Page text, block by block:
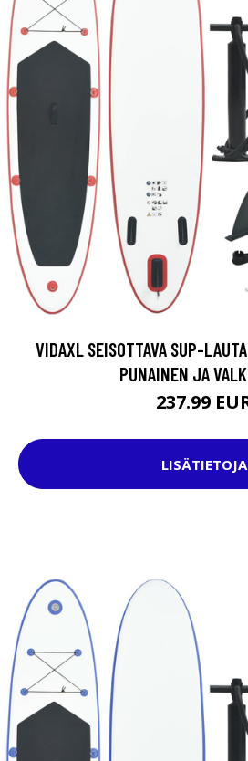
VIDAXL SEISOTTAVA SUP-
PUNAINEN JA
237.99
LISÄTIETOJA